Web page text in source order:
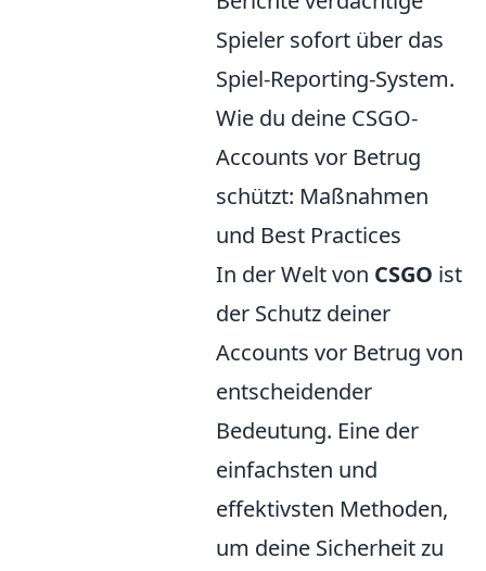
Spieler sofort über das
Spiel-Reporting-System.
Wie du deine CSGO-
Accounts vor Betrug
schützt: Maßnahmen
und Best Practices
In der Welt von CSGO ist
der Schutz deiner
Accounts vor Betrug von
entscheidender
Bedeutung. Eine der
einfachsten und
effektivsten Methoden,
um deine Sicherheit zu